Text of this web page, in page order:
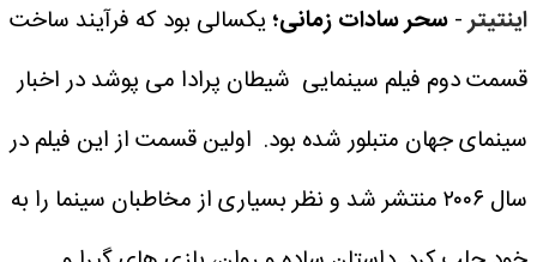
اینتیتر-سحر سادات زمانی؛یکسالی بود که فرآیند ساخت
قسمت دوم فیلم سینمایی شیطان پرادا می پوشد در اخبار
سینمای جهان متبلور شده بود. اولین قسمت از این فیلم در
سال ۲۰۰۶ منتشر شد و نظر بسیاری از مخاطبان سینما را به